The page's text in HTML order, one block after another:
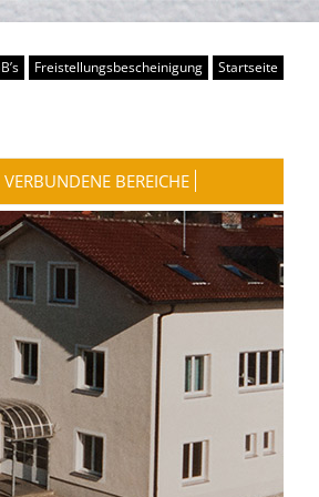
Freistellungsbescheinigung Startseite
VERBUNDENE BEREICHE
WASSERKRAFTWERKE
WOHNUNGSVERMIETUNG